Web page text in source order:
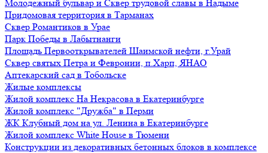
Молодежный бульвар и Сквер трудовой славы в Надыме
Придомовая территория в Тарманах
Сквер Романтиков в Урае
Парк Победы в Лабытнанги
Площадь Первооткрывателей Шаимской нефти, г.Урай
Сквер святых Петра и Февронии, п.Харп, ЯНАО
Аптекарский сад в Тобольске
Жилые комплексы
Жилой комплекс На Некрасова в Екатеринбурге
Жилой комплекс "Дружба" в Перми
ЖК Клубный дом на ул. Ленина в Екатеринбурге
Жилой комплекс White House в Тюмени
Конструкции из декоративных бетонных блоков в комплексе